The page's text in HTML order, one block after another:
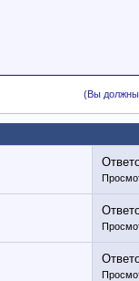
(Вы должны